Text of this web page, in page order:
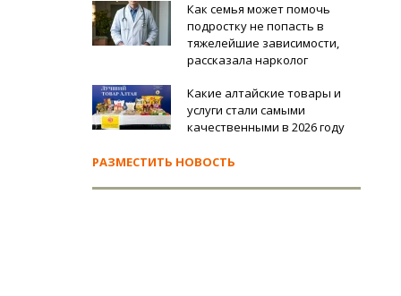
Как семья может помочь
подростку не попасть в
тяжелейшие зависимости,
рассказала нарколог
Какие алтайские товары и
услуги стали самыми
качественными в 2026 году
РАЗМЕСТИТЬ НОВОСТЬ